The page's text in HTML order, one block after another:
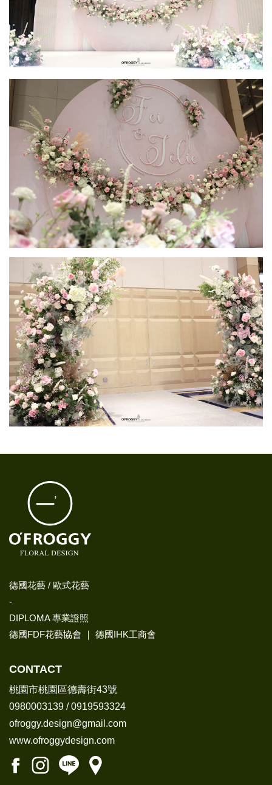
德國花藝 / 歐式花藝
-
DIPLOMA 專業證照
德國FDF花藝協會 ｜ 德國IHK工商會
CONTACT
桃園市桃園區德壽街43號
0980003139 /0919593324
ofroggy.design@gmail.com
www.ofroggydesign.com